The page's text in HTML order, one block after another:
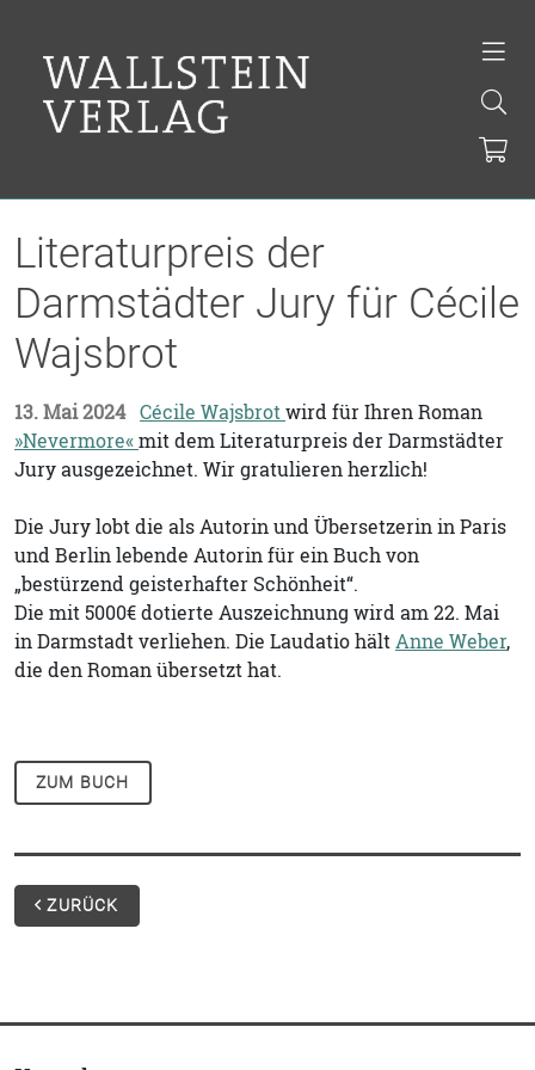
Literaturpreis der
Darmstädter Jury für Cécile
Wajsbrot
13. Mai 2024 Cécile Wajsbrotwird für Ihren Roman
»Nevermore«mit dem Literaturpreis der Darmstädter
Jury ausgezeichnet. Wir gratulieren herzlich!
Die Jury lobt die als Autorin und Übersetzerin in Paris
und Berlin lebende Autorin für ein Buch von
„bestürzend geisterhafter Schönheit“.
Die mit 5000€ dotierte Auszeichnung wird am 22. Mai
in Darmstadt verliehen. Die Laudatio hältAnne Weber,
die den Roman übersetzt hat.
ZUM BUCH
ZURÜCK